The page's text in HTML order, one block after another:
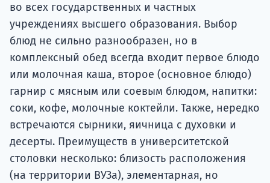
во всех государственных и частных
учреждениях высшего образования. Выбор
блюд не сильно разнообразен, но в
комплексный обед всегда входит первое блюдо
или молочная каша, второе (основное блюдо)
гарнир с мясным или соевым блюдом, напитки:
соки, кофе, молочные коктейли. Также, нередко
встречаются сырники, яичница с духовки и
десерты. Преимуществ в университетской
столовки несколько: близость расположения
(на территории ВУЗа), элементарная, но